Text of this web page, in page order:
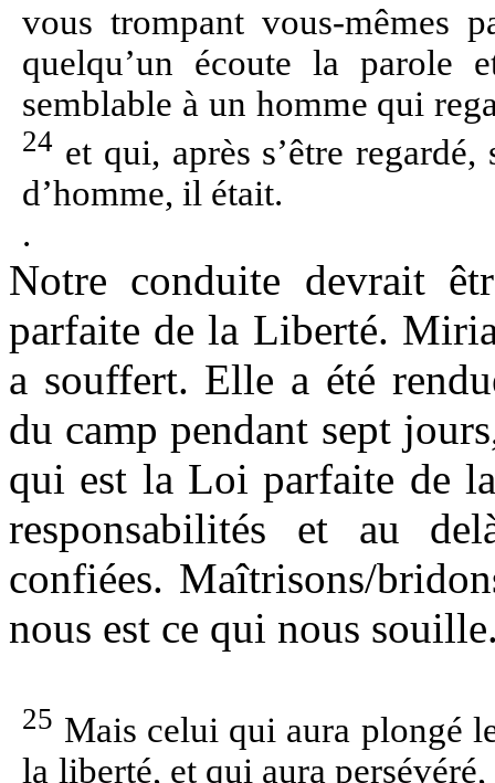
vous trompant vous-mêmes
quelqu’un écoute la
semblable à un homme qui
24 et qui, après s’être
d’homme, il était.
.
Notre conduite devrait
parfaite de la Liberté.
a souffert. Elle a été
du camp pendant sept
qui est la Loi parfaite de
responsabilités et au
confiées. Maîtrisons/
nous est ce qui nous
25 Mais celui qui aura plongé
la liberté, et qui aura